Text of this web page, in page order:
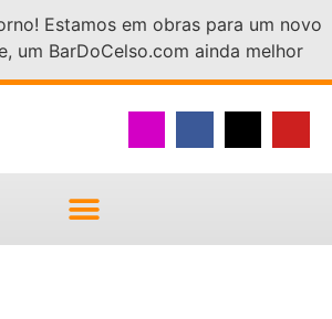
Estamos em obras para um novo
um BarDoCelso.com ainda melhor